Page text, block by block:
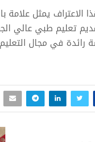
الاعتراف يمثل
تعليم طبي عالي
رائدة في مجال